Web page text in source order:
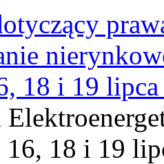
18 i 19
18 i 19